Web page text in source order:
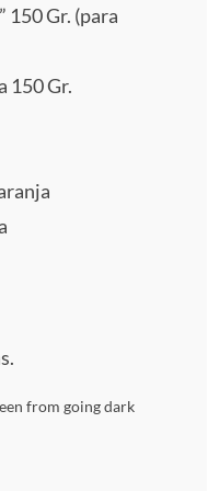
150 Gr. (para
150 Gr.
from going dark